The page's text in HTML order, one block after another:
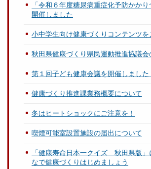
「令和６年度糖尿病重症化予防かか
開催しました
小中学生向け健康づくりコンテンツを
秋田県健康づくり県民運動推進協議会
第１回子ども健康会議を開催しました
健康づくり推進課業務概要について
冬はヒートショックにご注意を！
喫煙可能室設置施設の届出について
「健康寿命日本一クイズ 秋田県版」
なで健康づくりはじめましょう